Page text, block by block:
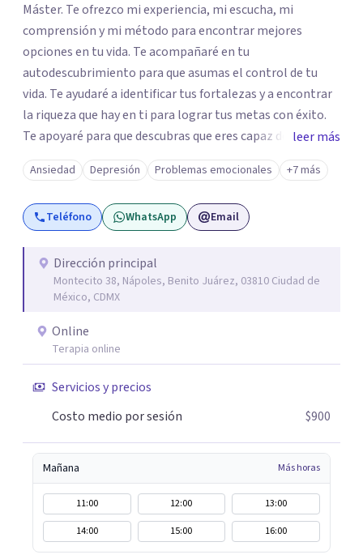
Máster. Te ofrezco mi experiencia, mi escucha, mi
comprensión y mi método para encontrar mejores
opciones en tu vida. Te acompañaré en tu
autodescubrimiento para que asumas el control de tu
vida. Te ayudaré a identificar tus fortalezas y a encontrar
la riqueza que hay en ti para lograr tus metas con éxito.
Te apoyaré para que descubras que eres capaz de
convertir los problemas en oportunidades Tú tienes
derecho a vivir con bienestar, sin culpas, sin
remordimientos y en plenitud. Con amor propio todo es
posible. En el viaje de tu vida. ¿Te das cuenta que tienes
objetivos pero también hay momentos en los que has
experimentado situaciones que no te favorecen y te
gustaría que fueran diferentes? Pedir ayuda es el primer
paso para encontrar soluciones.
leer más
Ansiedad Depresión Problemas emocionales +7 más
Teléfono WhatsApp Email
Dirección principal
Montecito 38, Nápoles, Benito Juárez, 03810 Ciudad de
México, CDMX
Online
Terapia online
Servicios y precios
Costo medio por sesión
$900
Mañana Más horas
11:00 12:00
13:00
14:00
15:00 16:00